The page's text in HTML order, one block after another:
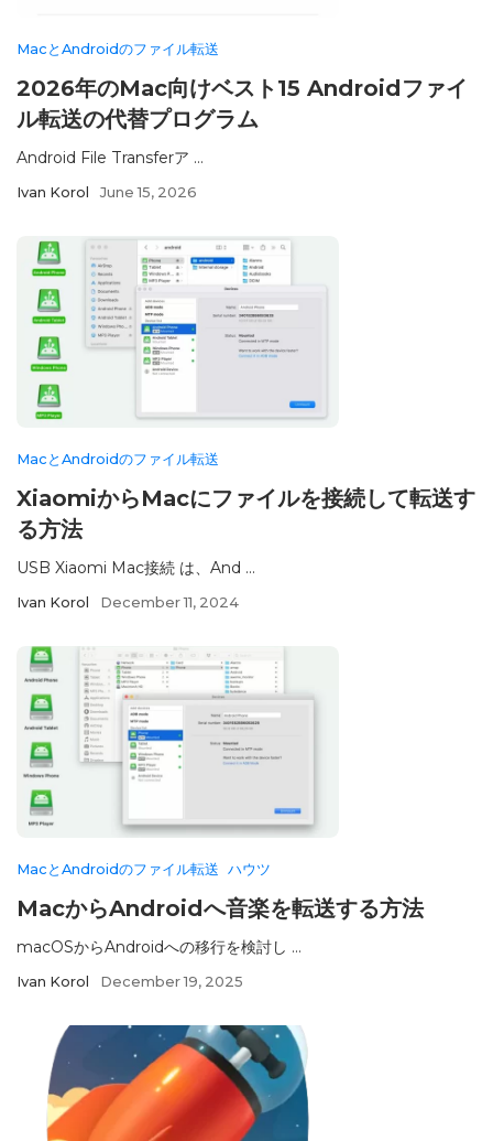
MacとAndroidのファイル転送
2026年のMac向けベスト15 Androidファイ
ル転送の代替プログラム
Android File Transferア ...
Ivan Korol June 15, 2026
MacとAndroidのファイル転送
XiaomiからMacにファイルを接続して転送す
る方法
USB Xiaomi Mac接続 は、And ...
Ivan Korol December 11, 2024
MacとAndroidのファイル転送 ハウツ
MacからAndroidへ音楽を転送する方法
macOSからAndroidへの移行を検討し ...
Ivan Korol December 19, 2025